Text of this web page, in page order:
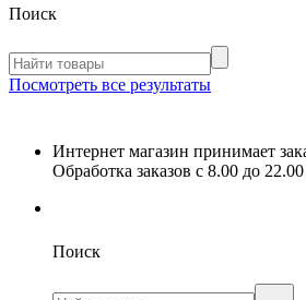
Поиск
Посмотреть все результаты
Интернет магазин принимает
Обработка заказов с 8.00 до
Поиск